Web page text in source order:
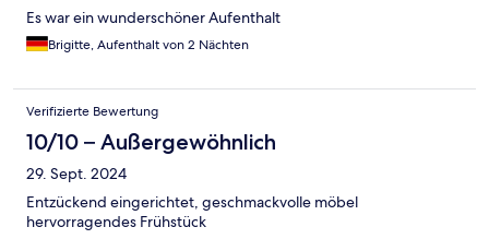
Es war ein wunderschöner Aufenthalt
Brigitte, Aufenthalt von 2 Nächten
Verifizierte Bewertung
10/10 – Außergewöhnlich
29. Sept. 2024
Entzückend eingerichtet, geschmackvolle möbel
hervorragendes Frühstück